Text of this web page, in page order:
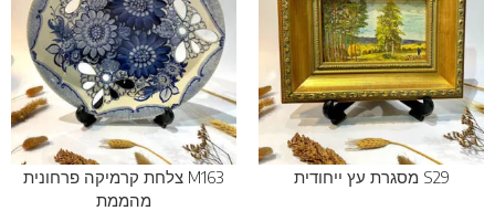
S29 מסגרת עץ ייחודית
M163 צלחת קרמיקה פרחונית
מהממת